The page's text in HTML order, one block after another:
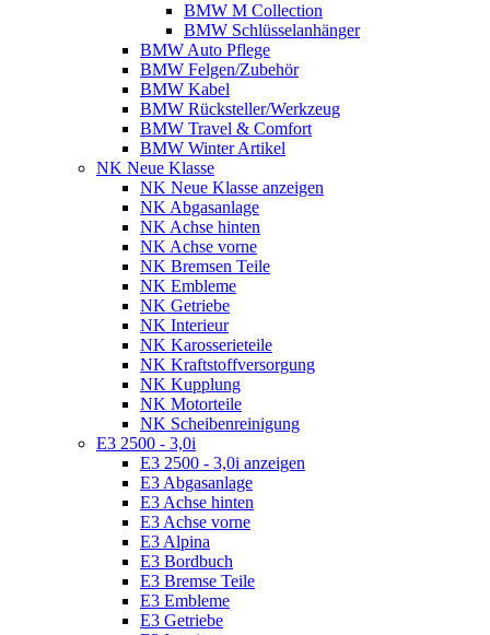
BMW M Collection
BMW Schlüsselanhänger
BMW Auto Pflege
BMW Felgen/Zubehör
BMW Kabel
BMW Rücksteller/Werkzeug
BMW Travel & Comfort
BMW Winter Artikel
NK Neue Klasse
NK Neue Klasse anzeigen
NK Abgasanlage
NK Achse hinten
NK Achse vorne
NK Bremsen Teile
NK Embleme
NK Getriebe
NK Interieur
NK Karosserieteile
NK Kraftstoffversorgung
NK Kupplung
NK Motorteile
NK Scheibenreinigung
E3 2500 - 3,0i
E3 2500 - 3,0i anzeigen
E3 Abgasanlage
E3 Achse hinten
E3 Achse vorne
E3 Alpina
E3 Bordbuch
E3 Bremse Teile
E3 Embleme
E3 Getriebe